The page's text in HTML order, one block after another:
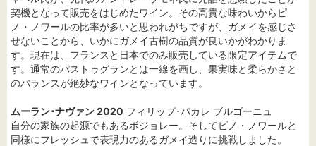
契機となって販売をはじめたワイン。その高貴な味わいからピ
ノ・ノワールの比率が多いと思われがちですが、ガメイを感じさ
せないことから、いかにガメイ古樹の品質が良いかがわかりま
す。現在は、フランスと日本でのみ販売している限定アイテムで
す。通常のパストゥグランとは一線を画し、果実味と柔らかさと
のバランスが絶妙なワインとなっています。
ムーラン･ナヴァン 2020 フィリップ･パカレ ブルゴーニュ
自分の家族の起源でもあるボジョレー。そしてピノ・ノワールと
同様にフレッシュで表現力のあるガメイ造りに挑戦しました。